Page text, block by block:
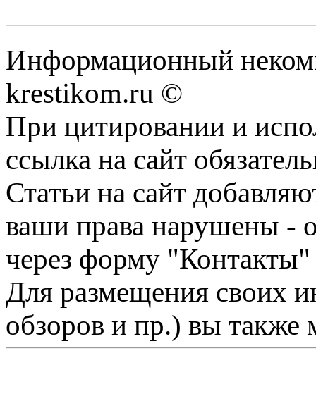
Информационный
krestikom.ru ©
При цитировании и
ссылка на сайт
Статьи на сайт
ваши права нарушены -
через форму "Контакты"
Для размещения своих
обзоров и пр.) вы также